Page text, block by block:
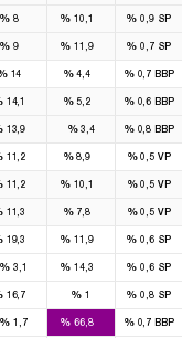
% 8 % 10,1 % 0,9 SP
% 9 % 11,9 % 0,7 SP
14 %4,4 %0,7BBP
14,1 %5,2 %0,6BBP
13,9 %3,4 %0,8BBP
11,2 %8,9 %0,5VP
11,2 % 10,1 %0,5VP
11,3 %7,8 %0,5VP
19,3 % 11,9 % 0,6 SP
% 3,1 % 14,3 % 0,6 SP
16,7 % 1 % 0,8 SP
% 1,7 % 66,8 %0,7BBP